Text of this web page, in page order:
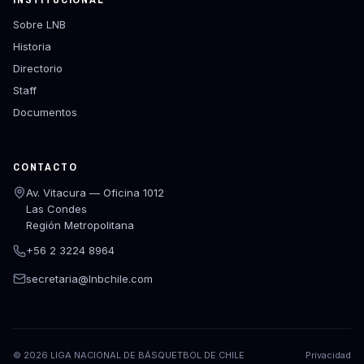
Sobre LNB
Historia
Directorio
Staff
Documentos
CONTACTO
Av. Vitacura — Oficina 1012
Las Condes
Región Metropolitana
+56 2 3224 8964
secretaria@lnbchile.com
© 2026 LIGA NACIONAL DE BÁSQUETBOL DE CHILE Privacidad